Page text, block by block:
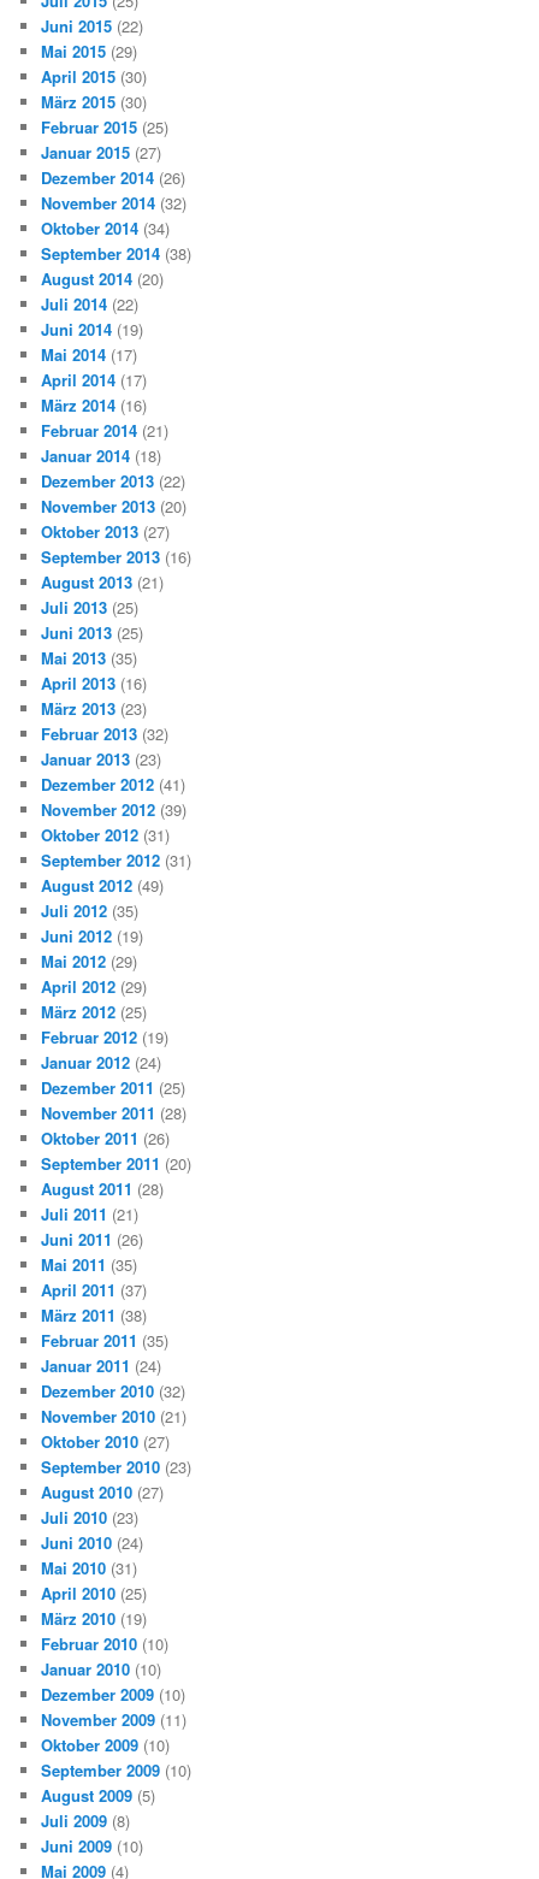
Juni 2015 (22)
Mai 2015 (29)
April 2015 (30)
März 2015 (30)
Februar 2015 (25)
Januar 2015 (27)
Dezember 2014 (26)
November 2014 (32)
Oktober 2014 (34)
September 2014 (38)
August 2014 (20)
Juli 2014 (22)
Juni 2014 (19)
Mai 2014 (17)
April 2014 (17)
März 2014 (16)
Februar 2014 (21)
Januar 2014 (18)
Dezember 2013 (22)
November 2013 (20)
Oktober 2013 (27)
September 2013 (16)
August 2013 (21)
Juli 2013 (25)
Juni 2013 (25)
Mai 2013 (35)
April 2013 (16)
März 2013 (23)
Februar 2013 (32)
Januar 2013 (23)
Dezember 2012 (41)
November 2012 (39)
Oktober 2012 (31)
September 2012 (31)
August 2012 (49)
Juli 2012 (35)
Juni 2012 (19)
Mai 2012 (29)
April 2012 (29)
März 2012 (25)
Februar 2012 (19)
Januar 2012 (24)
Dezember 2011 (25)
November 2011 (28)
Oktober 2011 (26)
September 2011 (20)
August 2011 (28)
Juli 2011 (21)
Juni 2011 (26)
Mai 2011 (35)
April 2011 (37)
März 2011 (38)
Februar 2011 (35)
Januar 2011 (24)
Dezember 2010 (32)
November 2010 (21)
Oktober 2010 (27)
September 2010 (23)
August 2010 (27)
Juli 2010 (23)
Juni 2010 (24)
Mai 2010 (31)
April 2010 (25)
März 2010 (19)
Februar 2010 (10)
Januar 2010 (10)
Dezember 2009 (10)
November 2009 (11)
Oktober 2009 (10)
September 2009 (10)
August 2009 (5)
Juli 2009 (8)
Juni 2009 (10)
Mai 2009 (4)